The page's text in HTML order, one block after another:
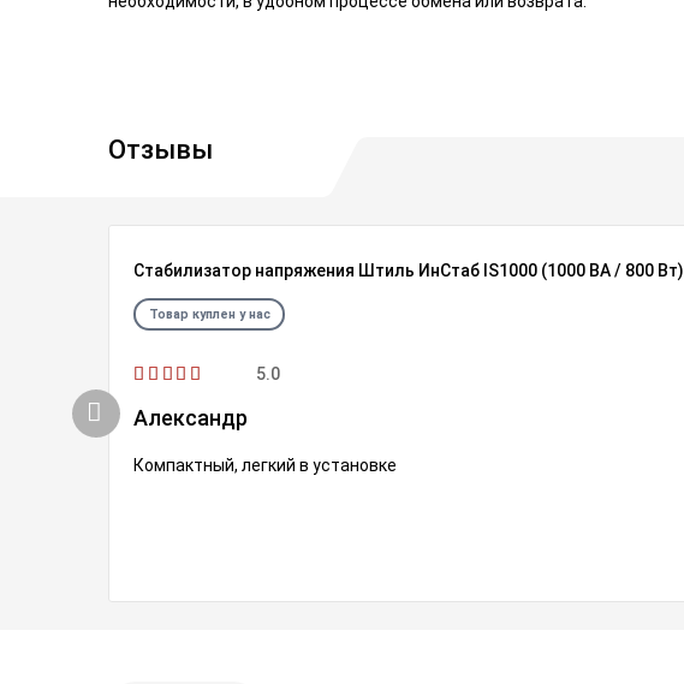
Отзывы
Стабилизатор напряжения Штиль ИнСтаб IS1000 (1000 ВА / 800 Вт)
Товар куплен у нас
5.0
Александр
Компактный, легкий в установке